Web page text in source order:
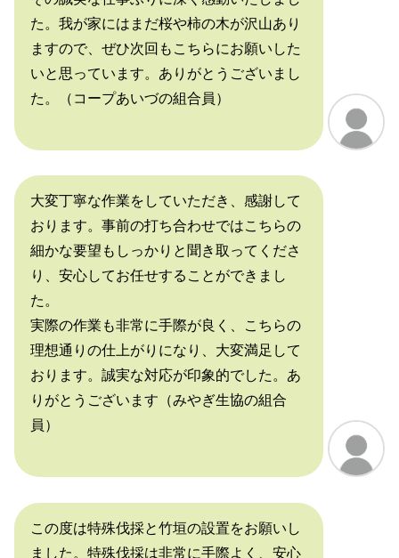
た。我が家にはまだ桜や柿の木が沢山あり
ますので、ぜひ次回もこちらにお願いした
いと思っています。ありがとうございまし
た。（コープあいづの組合員）
大変丁寧な作業をしていただき、感謝して
おります。事前の打ち合わせではこちらの
細かな要望もしっかりと聞き取ってくださ
り、安心してお任せすることができまし
た。
実際の作業も非常に手際が良く、こちらの
理想通りの仕上がりになり、大変満足して
おります。誠実な対応が印象的でした。あ
りがとうございます（みやぎ生協の組合
員）
この度は特殊伐採と竹垣の設置をお願いし
ました。特殊伐採は非常に手際よく、安心